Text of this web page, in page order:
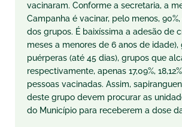
vacinaram. Conforme a secretaria, a
Campanha é vacinar, pelo menos,
dos grupos. É baixíssima a adesão de
meses a menores de 6 anos de idade),
puérperas (até 45 dias), grupos que
respectivamente, apenas 17,09%,
pessoas vacinadas. Assim,
deste grupo devem procurar as
do Município para receberem a dose